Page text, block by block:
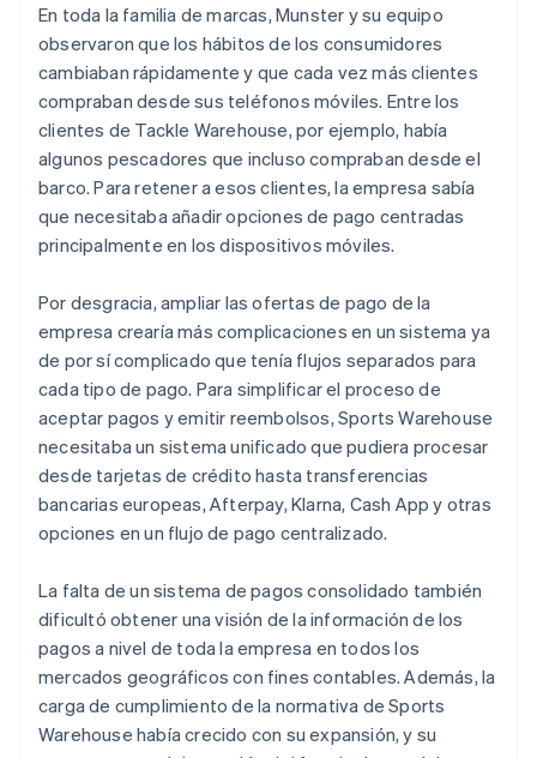
En toda la familia de marcas, Munster y su equipo
observaron que los hábitos de los consumidores
cambiaban rápidamente y que cada vez más clientes
compraban desde sus teléfonos móviles. Entre los
clientes de Tackle Warehouse, por ejemplo, había
algunos pescadores que incluso compraban desde el
barco. Para retener a esos clientes, la empresa sabía
que necesitaba añadir opciones de pago centradas
principalmente en los dispositivos móviles.
Por desgracia, ampliar las ofertas de pago de la
empresa crearía más complicaciones en un sistema ya
de por sí complicado que tenía flujos separados para
cada tipo de pago. Para simplificar el proceso de
aceptar pagos y emitir reembolsos, Sports Warehouse
necesitaba un sistema unificado que pudiera procesar
desde tarjetas de crédito hasta transferencias
bancarias europeas, Afterpay, Klarna, Cash App y otras
opciones en un flujo de pago centralizado.
La falta de un sistema de pagos consolidado también
dificultó obtener una visión de la información de los
pagos a nivel de toda la empresa en todos los
mercados geográficos con fines contables. Además, la
carga de cumplimiento de la normativa de Sports
Warehouse había crecido con su expansión, y su